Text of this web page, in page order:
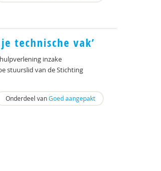
technische vak’
inzake
stuurslid van de Stichting
Onderdeel vanGoed aangepakt